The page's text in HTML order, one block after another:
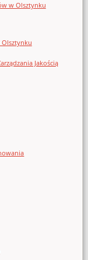
w Olsztynku
Olsztynku
Jakością